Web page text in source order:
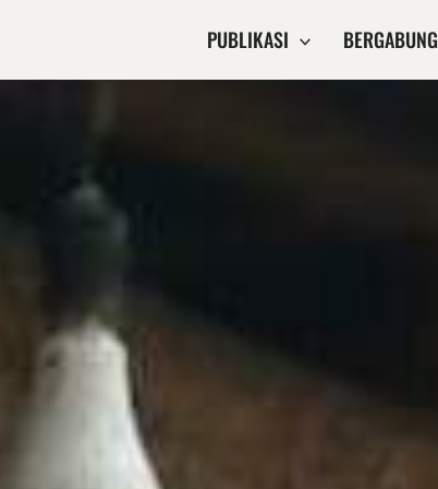
PUBLIKASI BERGABUNG